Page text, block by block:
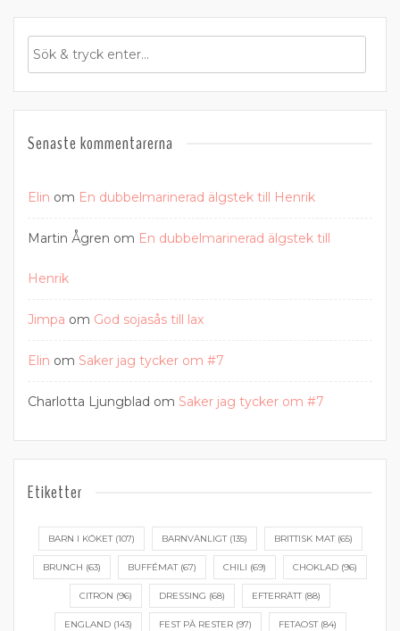
Senaste kommentarerna
Elin om En dubbelmarinerad älgstek till Henrik
Martin Ågren om En dubbelmarinerad älgstek till
Henrik
Jimpa om God sojasås till lax
Elin om Saker jag tycker om #7
Charlotta Ljungblad om Saker jag tycker om #7
Etiketter
BARN I KÖKET(107) BARNVÄNLIGT(135) BRITTISK MAT(65)
BRUNCH (63) BUFFÉMAT(67) CHILI (69) CHOKLAD (96)
CITRON (96) DRESSING (68) EFTERRÄTT(88)
ENGLAND(143) FEST PÅ RESTER(97) FETAOST(84)